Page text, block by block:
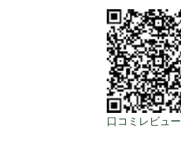
口コミレビュー